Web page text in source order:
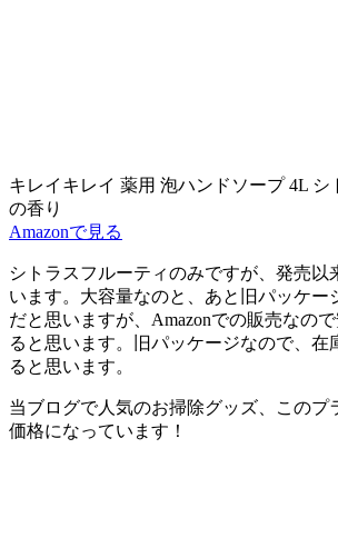
キレイキレイ 薬用 泡ハンドソープ 4L シ
の香り
Amazonで見る
シトラスフルーティのみですが、発売以
います。大容量なのと、あと旧パッケー
だと思いますが、Amazonでの販売なの
ると思います。旧パッケージなので、在
ると思います。
当ブログで人気のお掃除グッズ、
このプ
価格になっています！